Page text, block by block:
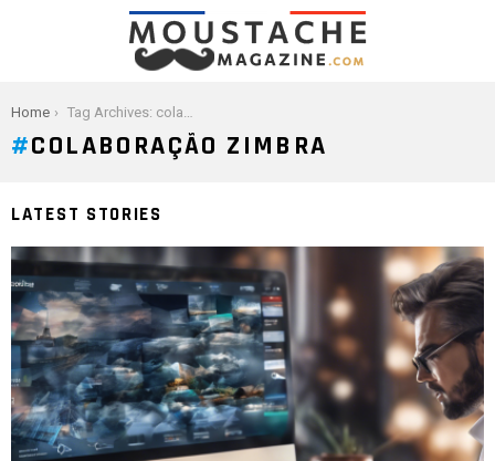
You are here:
Home Tag Archives: colaboração zimbra
COLABORAÇÃO ZIMBRA
LATEST STORIES